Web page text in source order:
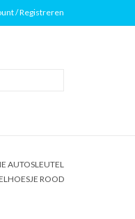
/ Registreren
AUTOSLEUTEL
ROOD